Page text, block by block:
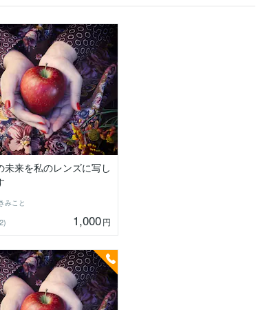
未来を私のレンズに写し
みこと
1,000円